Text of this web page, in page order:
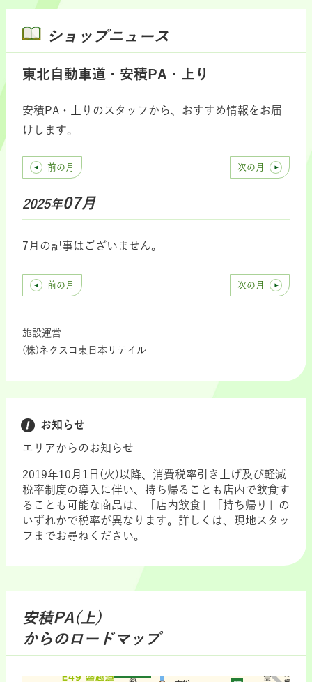
ショップニュース
東北自動車道・安積PA・上り
安積PA・上りのスタッフから、おすすめ情報をお届
けします。
前の月 次の月
2025年07月
7月の記事はございません。
前の月 次の月
施設運営
(株)ネクスコ東日本リテイル
お知らせ
エリアからのお知らせ
2019年10月1日(火)以降、消費税率引き上げ及び軽減
税率制度の導入に伴い、持ち帰ることも店内で飲食す
ることも可能な商品は、「店内飲食」「持ち帰り」の
いずれかで税率が異なります。詳しくは、現地スタッ
フまでお尋ねください。
安積PA(上)
からのロードマップ